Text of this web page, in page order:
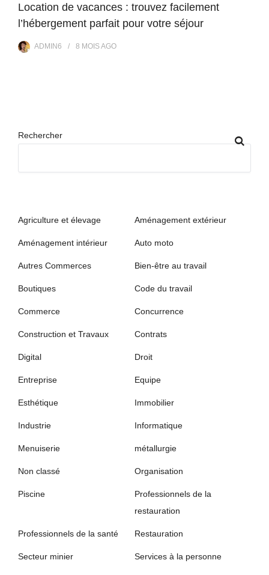
Location de vacances : trouvez facilement
l’hébergement parfait pour votre séjour
ADMIN6 8 MOISAGO
Rechercher
Agriculture et élevage Aménagement extérieur
Aménagement intérieur Auto moto
Autres Commerces Bien-être au travail
Boutiques Code du travail
Commerce Concurrence
Construction et Travaux Contrats
Digital Droit
Entreprise Equipe
Esthétique Immobilier
Industrie Informatique
Menuiserie métallurgie
Non classé Organisation
Piscine
Professionnels de la
restauration
Professionnels de la santé Restauration
Secteur minier Services à la personne